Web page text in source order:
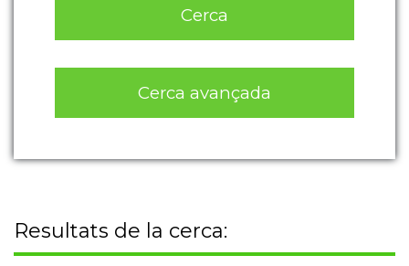
Cerca
Cerca avançada
Resultats de la cerca: